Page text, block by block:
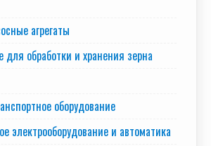
агрегаты
для обработки и хранения зерна
оборудование
электрооборудование и автоматика